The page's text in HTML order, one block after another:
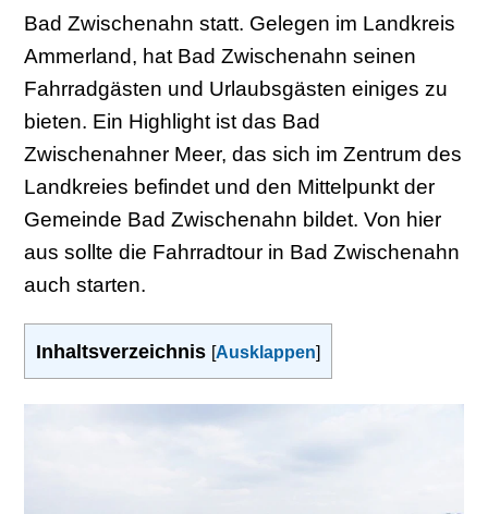
Bad Zwischenahn statt. Gelegen im Landkreis
Ammerland, hat Bad Zwischenahn seinen
Fahrradgästen und Urlaubsgästen einiges zu
bieten. Ein Highlight ist das Bad
Zwischenahner Meer, das sich im Zentrum des
Landkreies befindet und den Mittelpunkt der
Gemeinde Bad Zwischenahn bildet. Von hier
aus sollte die Fahrradtour in Bad Zwischenahn
auch starten.
Inhaltsverzeichnis [Ausklappen]